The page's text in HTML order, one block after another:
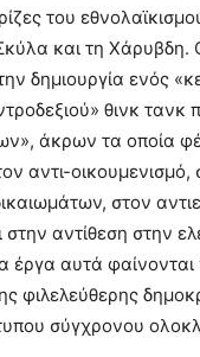
του
και τη Χάρυβδη.
δημιουργία ενός
θινκ τανκ
άκρων τα οποία
αντι-
στον
στην αντίθεση στην
έργα αυτά
φιλελεύθερης
σύγχρονου